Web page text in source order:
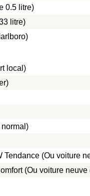
0.5 litre)
litre)
local)
normal)
Tendance (Ou voiture
(Ou voiture